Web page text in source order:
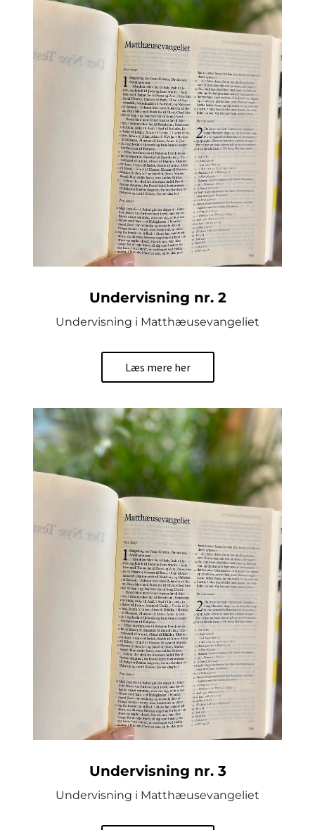
Undervisning nr. 2
Undervisning i Matthæusevangeliet
Læs mere her
Undervisning nr. 3
Undervisning i Matthæusevangeliet